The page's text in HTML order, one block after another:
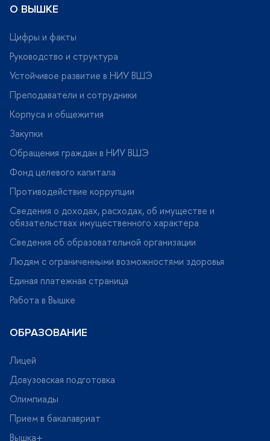
О ВЫШКЕ
Цифры и факты
Руководство и структура
Устойчивое развитие в НИУ ВШЭ
Преподаватели и сотрудники
Корпуса и общежития
Закупки
Обращения граждан в НИУ ВШЭ
Фонд целевого капитала
Противодействие коррупции
Сведения о доходах, расходах, об имуществе и
обязательствах имущественного характера
Сведения об образовательной организации
Людям с ограниченными возможностями здоровья
Единая платежная страница
Работа в Вышке
ОБРАЗОВАНИЕ
Лицей
Довузовская подготовка
Олимпиады
Прием в бакалавриат
ышка+